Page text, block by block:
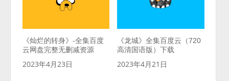
《灿烂的转身》-全集百度
云网盘完整无删减资源
2023年4月23日
《龙城》全集百度云（720
高清国语版）下载
2023年4月21日